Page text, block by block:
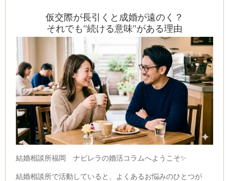
仮交際が長引くと成婚が遠のく？
それでも”続ける意味”がある理由
結婚相談所福岡 ナビレラの婚活コラムへようこそ✨
結婚相談所で活動していると、よくあるお悩みのひとつが